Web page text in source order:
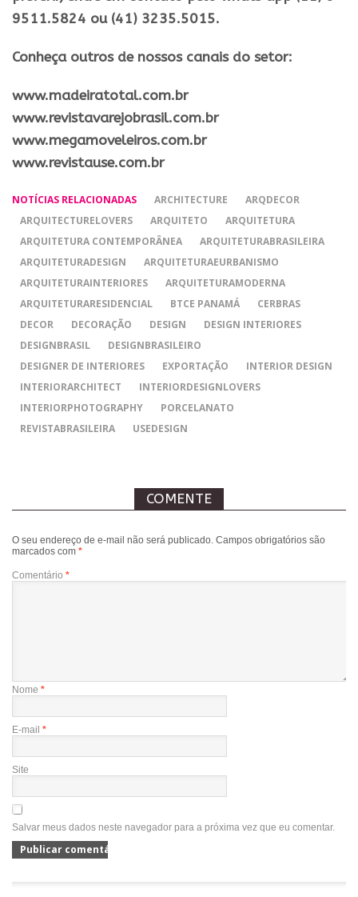
9511.5824 ou (41) 3235.5015.
Conheça outros de nossos canais do setor:
​www.madeiratotal.com.br
www.revistavarejobrasil.com.br
www.megamoveleiros.com.br
www.revistause.com.br
NOTÍCIAS RELACIONADAS ARCHITECTURE
ARQDECOR
ARQUITECTURELOVERS
ARQUITETO
ARQUITETURA
ARQUITETURA CONTEMPORÂNEA
ARQUITETURABRASILEIRA
ARQUITETURADESIGN
ARQUITETURAEURBANISMO
ARQUITETURAINTERIORES
ARQUITETURAMODERNA
ARQUITETURARESIDENCIAL
BTCE PANAMÁ
CERBRAS
DECOR
DECORAÇÃO DESIGN
DESIGN INTERIORES
DESIGNBRASIL
DESIGNBRASILEIRO
DESIGNER DE INTERIORES
EXPORTAÇÃO
INTERIOR DESIGN
INTERIORARCHITECT
INTERIORDESIGNLOVERS
INTERIORPHOTOGRAPHY
PORCELANATO
REVISTABRASILEIRA
USEDESIGN
COMENTE
O seu endereço de e-mail não será publicado. Campos obrigatórios são
marcados com *
Comentário *
Nome *
E-mail *
Site
Salvar meus dados neste navegador para a próxima vez que eu comentar.